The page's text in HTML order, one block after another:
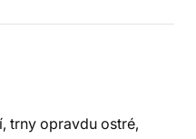
trny opravdu ostré,